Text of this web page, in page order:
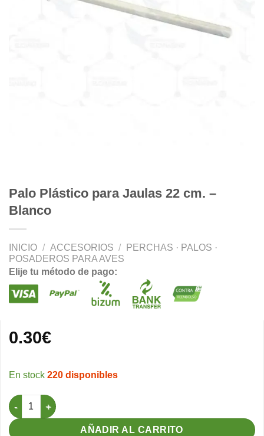
Palo Plástico para Jaulas 22 cm. –
Blanco
INICIO / ACCESORIOS /
PERCHAS · PALOS ·
POSADEROS PARA AVES
Elije tu método de pago:
0.30€
220 disponibles
Palo Plástico para Jaulas 22 cm. - Blanco cantidad
AÑADIR AL CARRITO